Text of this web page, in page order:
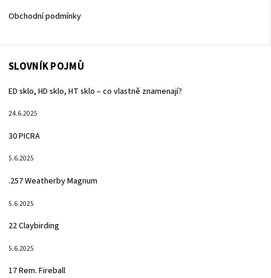
Obchodní podmínky
SLOVNÍK POJMŮ
ED sklo, HD sklo, HT sklo – co vlastně znamenají?
24.6.2025
30 PICRA
5.6.2025
.257 Weatherby Magnum
5.6.2025
22 Claybirding
5.6.2025
17 Rem. Fireball